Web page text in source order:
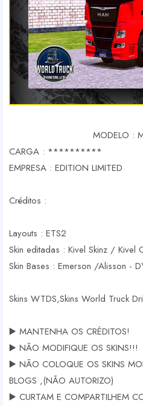
MODELO :
CARGA : **********
EMPRESA : EDITION LIMITED
Créditos :
Layouts : ETS2
Skin editadas : Kivel Skinz / Kivel
Skin Bases : Emerson /Alisson -
Skins WTDS,Skins World Truck
▶️ MANTENHA OS CRÉDITOS!
▶️ NÃO MODIFIQUE OS SKINS!!!
▶️ NÃO COLOQUE OS SKINS
BLOGS ,(NÃO AUTORIZO)
▶️ CURTAM E COMPARTILHEM